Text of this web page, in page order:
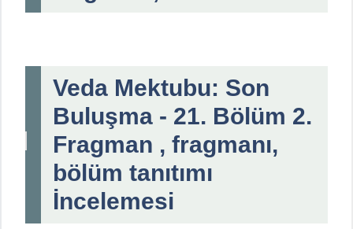
Veda Mektubu: Son
Buluşma - 21. Bölüm 2.
Fragman , fragmanı,
bölüm tanıtımı
İncelemesi